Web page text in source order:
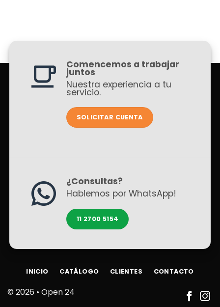
Comencemos a trabajar
juntos
Nuestra experiencia a tu
servicio.
SOLICITAR CUENTA
¿Consultas?
Hablemos por WhatsApp!
11 2700 5154
© 2026 • Open 24
INICIO CATÁLOGO CLIENTES CONTACTO